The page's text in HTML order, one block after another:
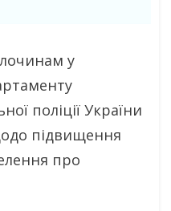
у
поліції України
підвищення
про